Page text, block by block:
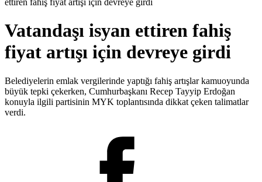
ettiren fahiş fiyat artışı için devreye girdi
Vatandaşı isyan ettiren fahiş
fiyat artışı için devreye girdi
Belediyelerin emlak vergilerinde yaptığı fahiş artışlar kamuoyunda
büyük tepki çekerken, Cumhurbaşkanı Recep Tayyip Erdoğan
konuyla ilgili partisinin MYK toplantısında dikkat çeken talimatlar
verdi.